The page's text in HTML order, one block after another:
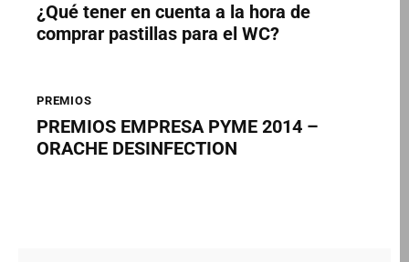
¿Qué tener en cuenta a la hora de
comprar pastillas para el WC?
PREMIOS
PREMIOS EMPRESA PYME 2014 –
ORACHE DESINFECTION